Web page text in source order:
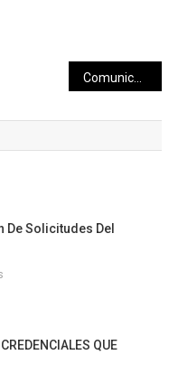
De Solicitudes Del
QUE